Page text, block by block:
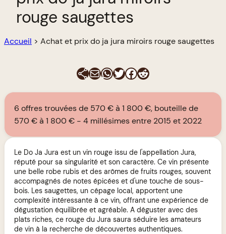
rouge saugettes
Accueil > Achat et prix do ja jura miroirs rouge saugettes
E-mailWhatsApp
Twitter
Facebook
Reddit
6 offres trouvées de 570 € à 1 800 €, bouteille de
570 € à 1 800 €
4 millésimes entre 2015 et 2022
Le Do Ja Jura est un vin rouge issu de l'appellation Jura,
réputé pour sa singularité et son caractère. Ce vin présente
une belle robe rubis et des arômes de fruits rouges, souvent
accompagnés de notes épicées et d'une touche de sous-
bois. Les saugettes, un cépage local, apportent une
complexité intéressante à ce vin, offrant une expérience de
dégustation équilibrée et agréable. A déguster avec des
plats riches, ce rouge du Jura saura séduire les amateurs
de vin à la recherche de découvertes authentiques.